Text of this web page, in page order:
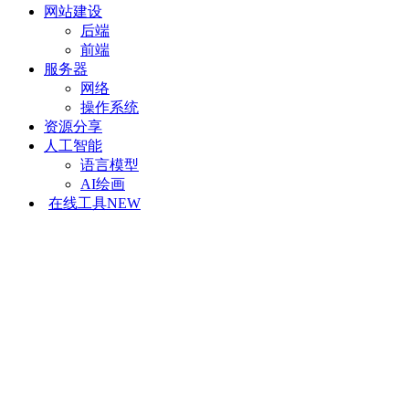
网站建设
后端
前端
服务器
网络
操作系统
资源分享
人工智能
语言模型
AI绘画
在线工具NEW